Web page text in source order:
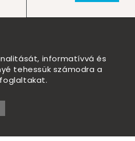
informatívvá és
tehessük számodra a